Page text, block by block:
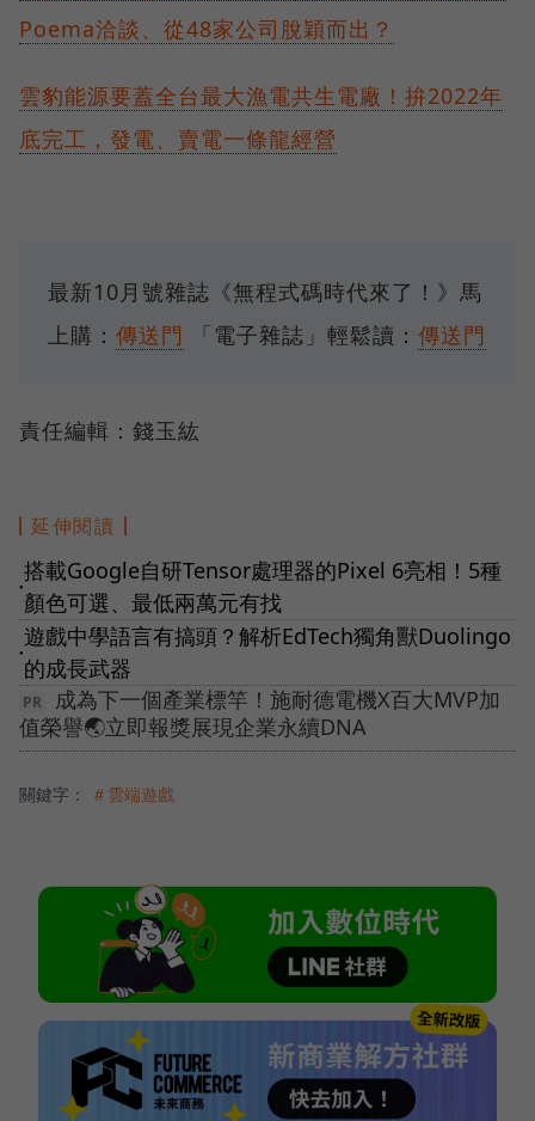
Poema洽談、從48家公司脫穎而出？
雲豹能源要蓋全台最大漁電共生電廠！拚2022年
底完工，發電、賣電一條龍經營
最新10月號雜誌《無程式碼時代來了！》馬
上購： 傳送門 「電子雜誌」輕鬆讀： 傳送門
責任編輯：錢玉紘
延伸閱讀
●
搭載Google自研Tensor處理器的Pixel 6亮相！5種
顏色可選、最低兩萬元有找
●
遊戲中學語言有搞頭？解析EdTech獨角獸Duolingo
的成長武器
成為下一個產業標竿！施耐德電機X百大MVP加
值榮譽🌏立即報獎展現企業永續DNA
關鍵字： ＃雲端遊戲